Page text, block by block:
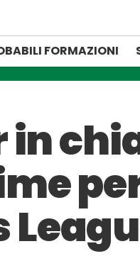
FORMAZIONI